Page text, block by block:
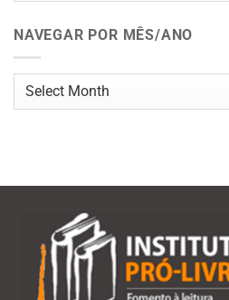
NAVEGAR POR MÊS/ANO
Navegar